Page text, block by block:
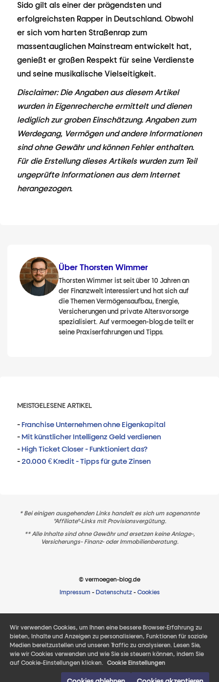
Sido gilt als einer der prägendsten und
erfolgreichsten Rapper in Deutschland. Obwohl
er sich vom harten Straßenrap zum
massentauglichen Mainstream entwickelt hat,
genießt er großen Respekt für seine Verdienste
und seine musikalische Vielseitigkeit.
Disclaimer: Die Angaben aus diesem Artikel
wurden in Eigenrecherche ermittelt und dienen
lediglich zur groben Einschätzung. Angaben zum
Werdegang, Vermögen und andere Informationen
sind ohne Gewähr und können Fehler enthalten.
Für die Erstellung dieses Artikels wurden zum Teil
ungeprüfte Informationen aus dem Internet
herangezogen.
Über Thorsten Wimmer
Thorsten Wimmer ist seit über 10 Jahren an
der Finanzwelt interessiert und hat sich auf
die Themen Vermögensaufbau, Energie,
Versicherungen und private Altersvorsorge
spezialisiert. Auf vermoegen-blog.de teilt er
seine Praxiserfahrungen und Tipps.
MEISTGELESENE ARTIKEL
- Franchise Unternehmen ohne Eigenkapital
- Mit künstlicher Intelligenz Geld verdienen
- High Ticket Closer - Funktioniert das?
- 20.000 € Kredit - Tipps für gute Zinsen
* Bei einigen ausgehenden Links handelt es sich um sogenannte
"Affiliate"-Links mit Provisionsvergütung.
** Alle Inhalte sind ohne Gewähr und ersetzen keine Anlage-,
Versicherungs- Finanz- oder Immobilienberatung.
© vermoegen-blog.de
Impressum - Datenschutz- Cookies
Wir verwenden Cookies, um Ihnen eine bessere Browser-Erfahrung zu
bieten, Inhalte und Anzeigen zu personalisieren, Funktionen für soziale
Medien bereitzustellen und unseren Traffic zu analysieren. Lesen Sie,
wie wir Cookies verwenden und wie Sie sie steuern können, indem Sie
auf Cookie-Einstellungen klicken. Cookie Einstellungen